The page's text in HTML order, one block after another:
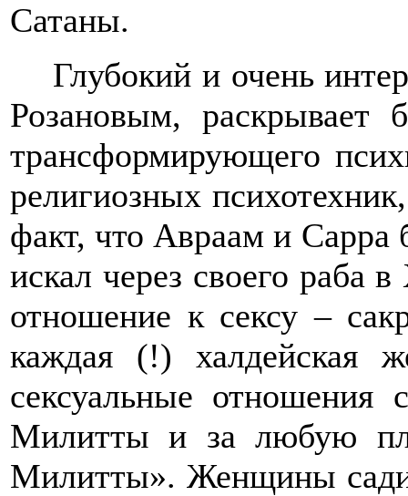
Сатаны.
Глубокий и очень
Розановым, раскрывает
трансформирующего
религиозных
факт, что Авраам и Сарра
искал через своего раба
отношение к сексу –
каждая (!) халдейская
сексуальные
Милитты и за любую
Милитты». Женщины